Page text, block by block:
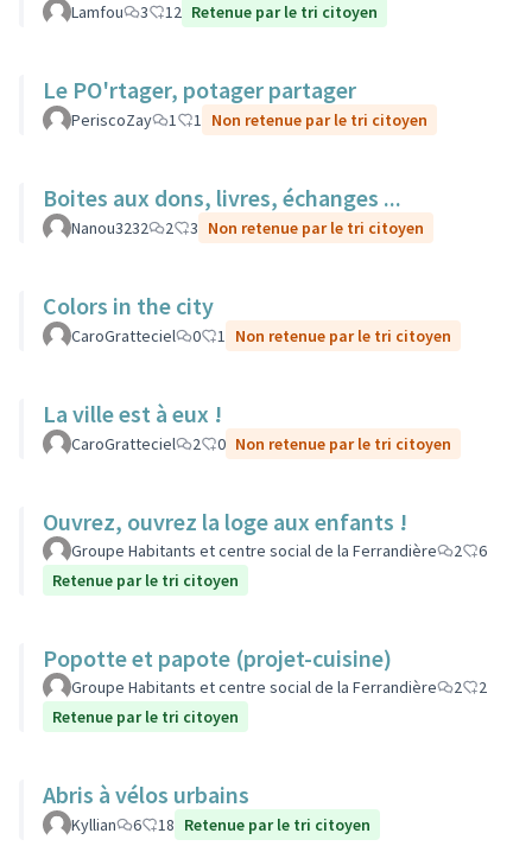
Lamfou 3 12 Retenue par le tri citoyen
Le PO'rtager, potager partager
PeriscoZay 1 1 Non retenue par le tri citoyen
Boites aux dons, livres, échanges ...
Nanou3232 2 3 Non retenue par le tri citoyen
Colors in the city
CaroGratteciel 0 1 Non retenue par le tri citoyen
La ville est à eux !
CaroGratteciel 2 0 Non retenue par le tri citoyen
Ouvrez, ouvrez la loge aux enfants !
Groupe Habitants et centre social de la Ferrandière 2
6
Retenue par le tri citoyen
Popotte et papote (projet-cuisine)
Groupe Habitants et centre social de la Ferrandière 2
2
Retenue par le tri citoyen
Abris à vélos urbains
Kyllian 6 18 Retenue par le tri citoyen